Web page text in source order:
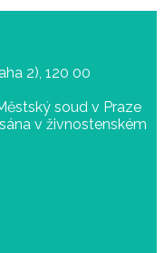
2), 120 00
soud v Praze
v živnostenském